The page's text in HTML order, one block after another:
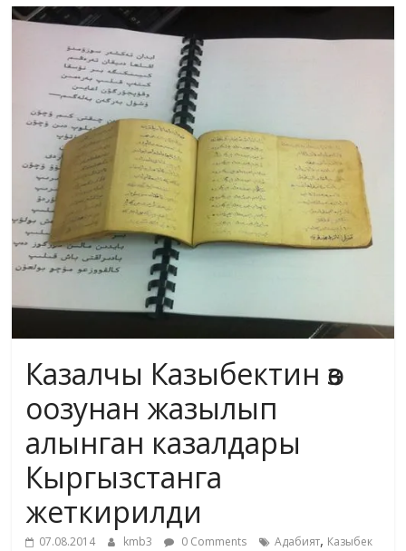
маданияты
адабияты
Казалчы Казыбектин өз
оозунан жазылып
алынган казалдары
Кыргызстанга
жеткирилди
07.08.2014 kmb3 0 Comments Адабият, Казыбек